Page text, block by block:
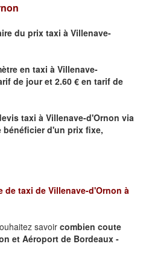
du prix taxi à Villenave-
en taxi à Villenave-
de jour et 2.60 € en tarif de
taxi à Villenave-d'Ornon via
bénéficier d'un prix fixe,
de taxi de Villenave-d'Ornon à
savoir combien coute
et Aéroport de Bordeaux -